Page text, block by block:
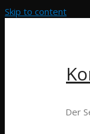
Skip to content
Der